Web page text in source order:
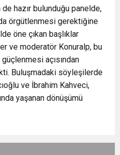
hazır bulunduğu panelde,
örgütlenmesi gerektiğine
öne çıkan başlıklar
ve moderatör Konuralp, bu
açısından
Buluşmadaki söyleşilerde
ve İbrahim Kahveci,
yaşanan dönüşümü